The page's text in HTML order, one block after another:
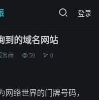
登录
到的域名网站
务商 59 0
络世界的门牌号码，